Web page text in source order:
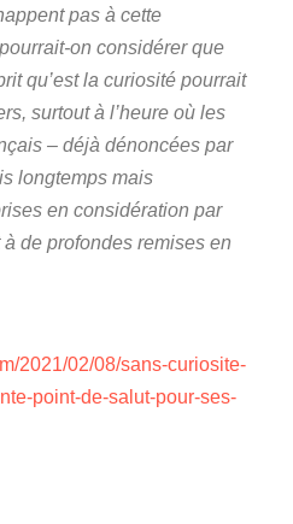
pas à cette
on considérer que
qu’est la curiosité pourrait
surtout à l’heure où les
– déjà dénoncées par
longtemps mais
en considération par
de profondes remises en
2021/02/08/sans-curiosite-
point-de-salut-pour-ses-